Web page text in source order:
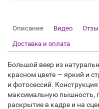
Описание Видео
Доставка и оплата
Большой веер из
красном цвете — яркий и
и фотосессий.
максимальную пышность,
раскрытие в кадре и на